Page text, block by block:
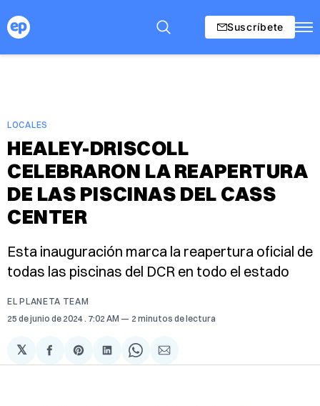
Suscríbete
LOCALES
HEALEY-DRISCOLL
CELEBRARON LA REAPERTURA
DE LAS PISCINAS DEL CASS
CENTER
Esta inauguración marca la reapertura oficial de
todas las piscinas del DCR en todo el estado
EL PLANETA TEAM
25 de junio de 2024 . 7:02 AM 2 minutos de lectura
𝕏
Compartir
en
Share
on
Compartir
en
Share
on
Compartir
via